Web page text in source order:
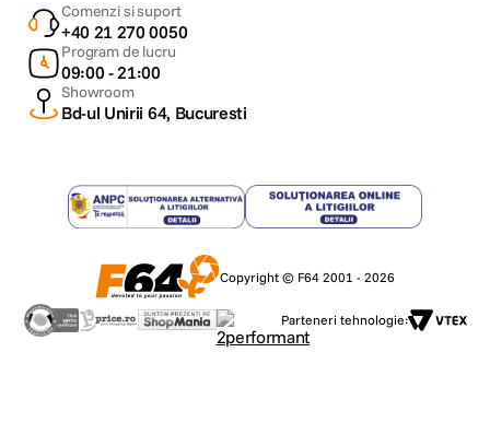
Comenzi si suport
+40 21 270 0050
Program de lucru
09:00 - 21:00
Showroom
Bd-ul Unirii 64, Bucuresti
Copyright © F64 2001 - 2026
Parteneri tehnologie: